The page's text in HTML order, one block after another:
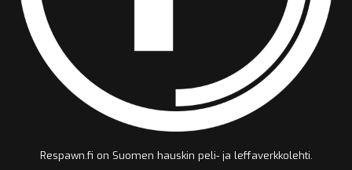
Respawn.fi on Suomen hauskin peli- ja leffaverkkolehti.